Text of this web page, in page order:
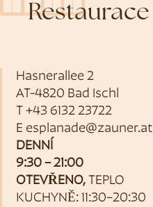
Hasnerallee 2
AT-4820 Bad Ischl
T +43 6132 23722
E esplanade@zauner.at
DENNÍ
9:30 – 21:00
OTEVŘENO, TEPLO
KUCHYNĚ: 11:30–20:30